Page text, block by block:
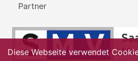
Partner
Diese Webseite verwendet